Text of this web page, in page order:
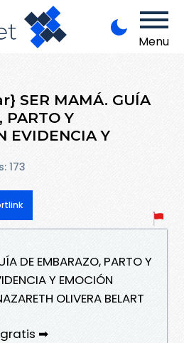
Menu
SER MAMÁ. GUÍA
PARTO Y
EVIDENCIA Y
173
DE EMBARAZO, PARTO Y
Y EMOCIÓN
OLIVERA BELART
➡